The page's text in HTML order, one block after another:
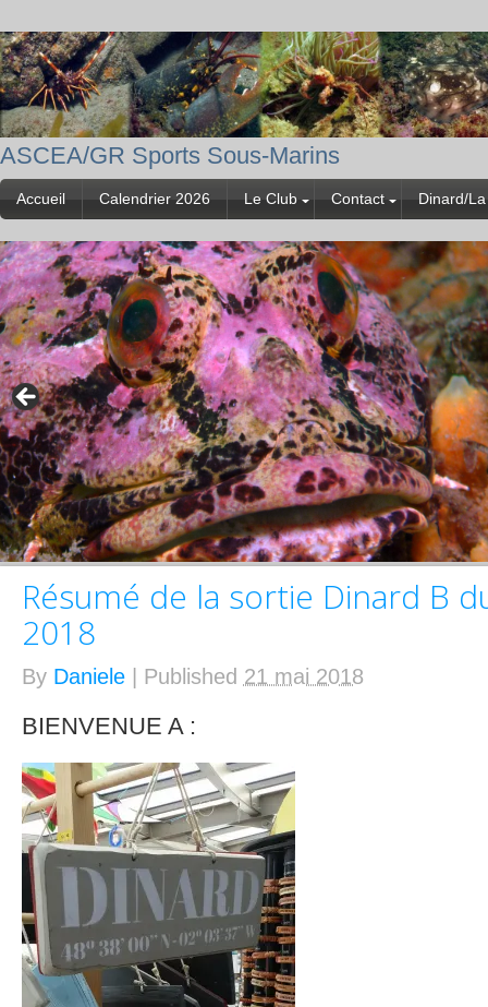
ASCEA/GR Sports Sous-Marins
Accueil Calendrier 2026 Le Club Contact Dinard/
Résumé de la sortie Dinard B
2018
By Daniele Published 21 mai 2018
BIENVENUE A :